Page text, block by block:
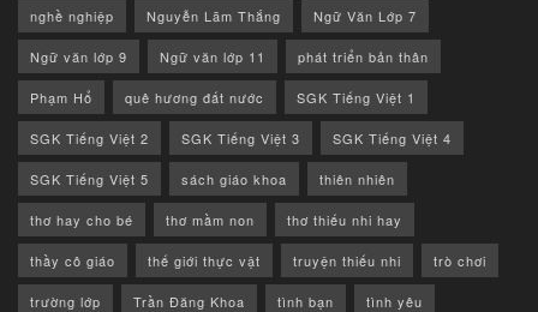
nghề nghiệp Nguyễn Lãm Thắng Ngữ Văn Lớp 7
Ngữ văn lớp 9 Ngữ văn lớp 11 phát triển bản thân
Phạm Hổ quê hương đất nước SGK Tiếng Việt 1
SGK Tiếng Việt 2 SGK Tiếng Việt 3 SGK Tiếng Việt 4
SGK Tiếng Việt 5 sách giáo khoa thiên nhiên
thơ hay cho bé thơ mầm non thơ thiếu nhi hay
thầy cô giáo thế giới thực vật truyện thiếu nhi trò chơi
trường lớp Trần Đăng Khoa tình bạn tình yêu